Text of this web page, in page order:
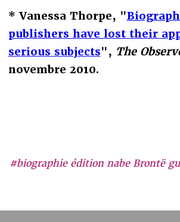
#biographie édition nabe Brontë
* Vanessa Thorpe, "
publishers have lost their
serious subjects", The
novembre 2010.